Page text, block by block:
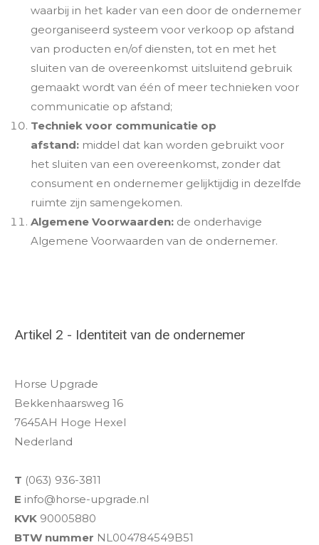
waarbij in het kader van een door de ondernemer
georganiseerd systeem voor verkoop op afstand
van producten en/of diensten, tot en met het
sluiten van de overeenkomst uitsluitend gebruik
gemaakt wordt van één of meer technieken voor
communicatie op afstand;
Techniek voor communicatie op
afstand: middel dat kan worden gebruikt voor
het sluiten van een overeenkomst, zonder dat
consument en ondernemer gelijktijdig in dezelfde
ruimte zijn samengekomen.
Algemene Voorwaarden: de onderhavige
Algemene Voorwaarden van de ondernemer.
Artikel 2 - Identiteit van de ondernemer
Horse Upgrade
Bekkenhaarsweg 16
7645AH Hoge Hexel
Nederland
T (063) 936-3811
E info@horse-upgrade.nl
KVK 90005880
BTW nummer NL004784549B51